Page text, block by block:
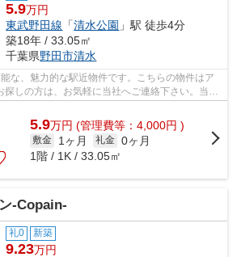
5.9万円
東武野田線 「清水公園 」駅 徒歩4分
築18年 / 33.05㎡
千葉県野田市清水
な、魅力的な駅近物件です。こちらの物件はア
探しの方は、お気軽に当社へご連絡下さい。当社
住まいのご...
5.9万円 (管理費等：4,000円 )
敷金 1ヶ月 礼金 0ヶ月
1階 / 1K / 33.05㎡
-Copain-
礼0 新築
9.23万円